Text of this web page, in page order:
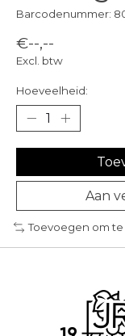
Barcodenummer:
€--,--
Excl. btw
Hoeveelheid:
Aan
Toevoegen om